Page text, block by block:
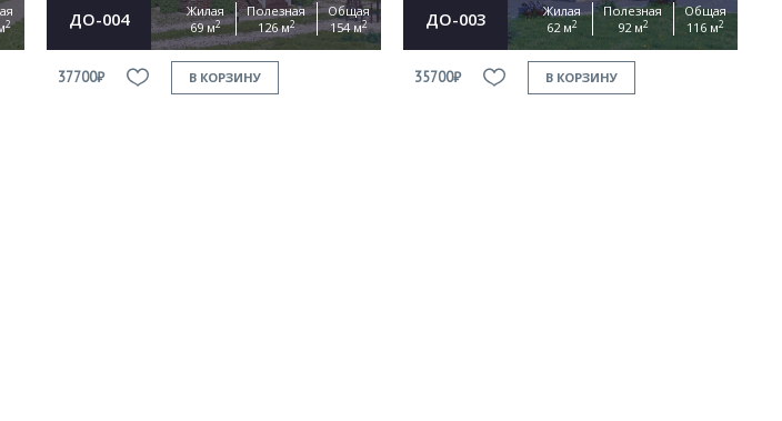
2 ДО-004
Жилая
69 м2
Полезная
126 м2
Общая
154 м2
37700₽ В КОРЗИНУ
ДО-003
Жилая
62 м2
Полезная
92 м2
Общая
116 м2
35700₽ В КОРЗИНУ